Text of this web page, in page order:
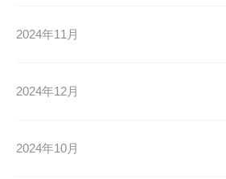
2024年11月
2024年12月
2024年10月